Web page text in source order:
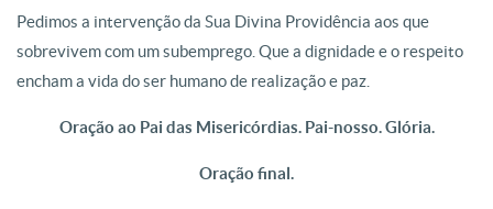
Pedimos a intervenção da Sua Divina Providência aos que
sobrevivem com um subemprego. Que a dignidade e o respeito
encham a vida do ser humano de realização e paz.
Oração ao Pai das Misericórdias. Pai-nosso. Glória.
Oração final.